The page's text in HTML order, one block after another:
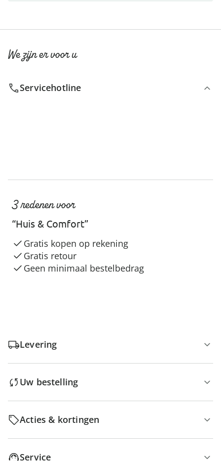
We zijn er voor u
Servicehotline
3 redenen voor
“Huis & Comfort”
Gratis kopen op rekening
Gratis retour
Geen minimaal bestelbedrag
Levering
Uw bestelling
Acties & kortingen
Service